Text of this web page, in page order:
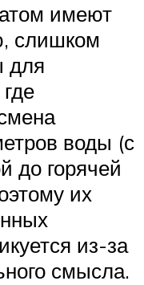
имеют
слишком
для
воды (с
до горячей
их
из-за
смысла.